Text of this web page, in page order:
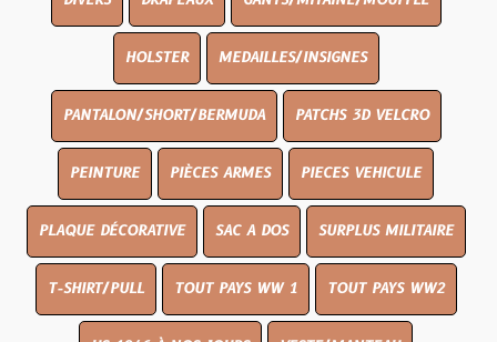
HOLSTER MEDAILLES/INSIGNES
PANTALON/SHORT/BERMUDA PATCHS 3D VELCRO
PEINTURE PIÈCES ARMES PIECES VEHICULE
PLAQUE DÉCORATIVE SAC A DOS SURPLUS MILITAIRE
T-SHIRT/PULL TOUT PAYS WW 1 TOUT PAYS WW2